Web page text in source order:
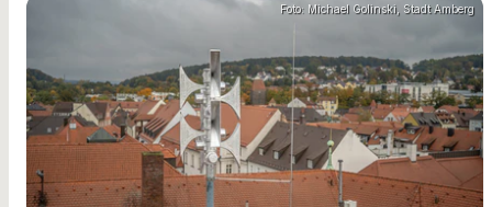
Foto: Michael Golinski, Stadt Amberg